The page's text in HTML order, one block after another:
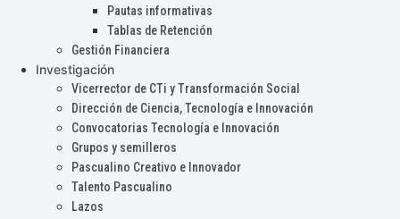
Pautas informativas
Tablas de Retención
Gestión Financiera
Investigación
Vicerrector de CTi y Transformación Social
Dirección de Ciencia, Tecnología e Innovación
Convocatorias Tecnología e Innovación
Grupos y semilleros
Pascualino Creativo e Innovador
Talento Pascualino
Lazos